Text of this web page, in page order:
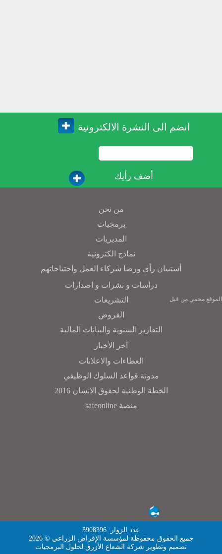
انضم الى النشرة الالكترونية
أضف رأيك
من نحن
برمجيات
المديريات
نماذج الكترونية
أستبيان رأي ورضا شركاء العمل واحتياجاتهم
دراسات و نشرات و اصدارات
التشريعات
القروض
التقارير السنوية والبيانات المالية
آخر الأخبار
العطاءات والاعلانات
مدونة قواعد السلوك الوظيفي
الخطة الوطنية لحقوق الانسان 2016
منصة safeonline
الموقع محمي من قبل
عدد الزوار: 3908396
جميع الحقوق محفوظة لمؤسسة الإقراض الزراعي © 2026
تصميم وتطوير شركة الشعاع الأزرق لحلول البرمجيات